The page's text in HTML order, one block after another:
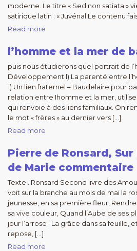
moderne. Le titre « Sed non satiata »
satirique latin : « Juvénal Le contenu
Read more
l’homme et la mer de
puis nous étudierons quel portrait de
Développement l) La parenté entre
1) Un lien fraternel – Baudelaire pour
relation entre Ihomme et la mer,
qui renvoie à des liens familiaux. On
le mot « frères » au dernier vers […]
Read more
Pierre de Ronsard,
de Marie commentaire
Texte . Ronsard Second livre des
voit sur la branche au mois de mai la
jeunesse, en sa première fleur,
sa vive couleur, Quand l’Aube de ses
jour l’arrose ; La grâce dans sa feuille,
repose, […]
Read more